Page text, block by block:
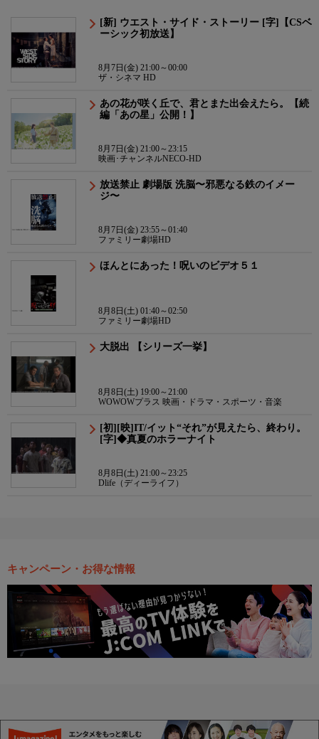
[新] ウエスト・サイド・ストーリー [字]【CSベ
ーシック初放送】
8月7日(金) 21:00～00:00
ザ・シネマ HD
あの花が咲く丘で、君とまた出会えたら。【続
編「あの星」公開！】
8月7日(金) 21:00～23:15
映画･チャンネルNECO-HD
放送禁止 劇場版 洗脳〜邪悪なる鉄のイメー
ジ〜
8月7日(金) 23:55～01:40
ファミリー劇場HD
ほんとにあった！呪いのビデオ５１
8月8日(土) 01:40～02:50
ファミリー劇場HD
大脱出 【シリーズ一挙】
8月8日(土) 19:00～21:00
WOWOWプラス 映画・ドラマ・スポーツ・音楽
[初][映]IT/イット“それ”が見えたら、終わり。
[字]◆真夏のホラーナイト
8月8日(土) 21:00～23:25
Dlife（ディーライフ）
キャンペーン・お得な情報